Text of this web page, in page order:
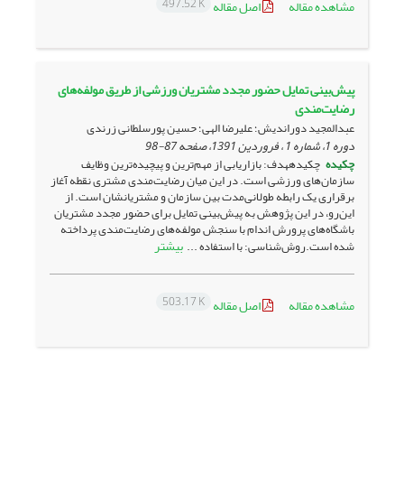
مشاهده مقاله اصل مقاله
پیش‌بینی تمایل حضور مجدد مشتریان ورزشی از طریق مولفه‌های
رضایت‌مندی
عبدالمجید دوراندیش؛ علیرضا الهی؛ حسین پورسلطانی زرندی
دوره 1، شماره 1 ، فروردین 1391، صفحه
87-98
چکیده چکیدههدف: بازاریابی از مهم‌ترین و پیچیده‌ترین وظایف
سازمان‌های ورزشی است. در این میان رضایت‌مندی مشتری نقطه آغاز
برقراری یک رابطه طولانی‌مدت بین سازمان و مشتریانشان است. از
این‌رو، در این پژوهش به پیش‌بینی تمایل برای حضور مجدد مشتریان
باشگاه‌های پرورش اندام با سنجش مولفه‌های رضایت‌مندی پرداخته
شده است.روش‌شناسی: با استفاده ... بیشتر
مشاهده مقاله اصل مقاله 503.17 K